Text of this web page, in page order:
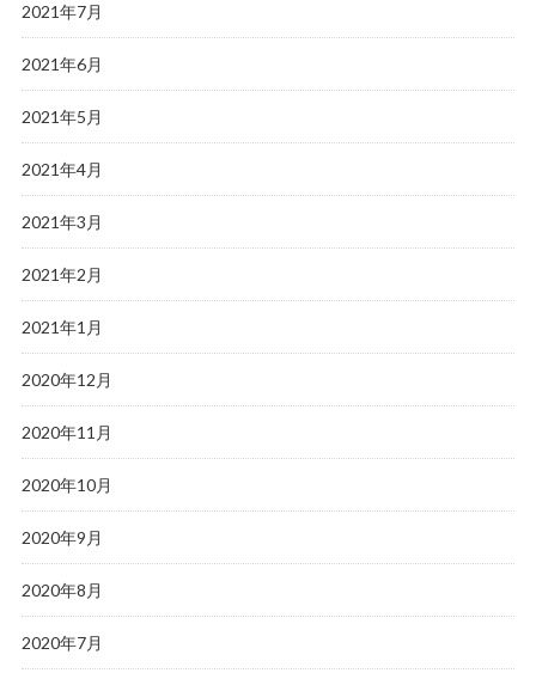
2021年7月
2021年6月
2021年5月
2021年4月
2021年3月
2021年2月
2021年1月
2020年12月
2020年11月
2020年10月
2020年9月
2020年8月
2020年7月